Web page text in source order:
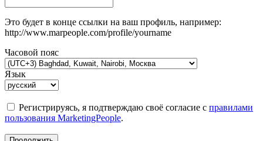
Это будет в конце ссылки на ваш профиль, например:
http://www.marpeople.com/profile/yourname
Часовой пояс
Язык
Регистрируясь, я подтверждаю своё согласие с правилами
пользования MarketingPeople.